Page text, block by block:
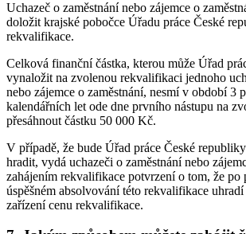
Uchazeč o zaměstnání nebo zájemce o
doložit krajské pobočce Úřadu práce České
rekvalifikace.
Celková finanční částka, kterou může Úřad
vynaložit na zvolenou rekvalifikaci jednoho
nebo zájemce o zaměstnání, nesmí v období 3
kalendářních let ode dne prvního nástupu na
přesáhnout částku 50 000 Kč.
V případě, že bude Úřad práce České
hradit, vydá uchazeči o zaměstnání nebo
zahájením rekvalifikace potvrzení o tom, že po
úspěšném absolvování této rekvalifikace
zařízení cenu rekvalifikace.